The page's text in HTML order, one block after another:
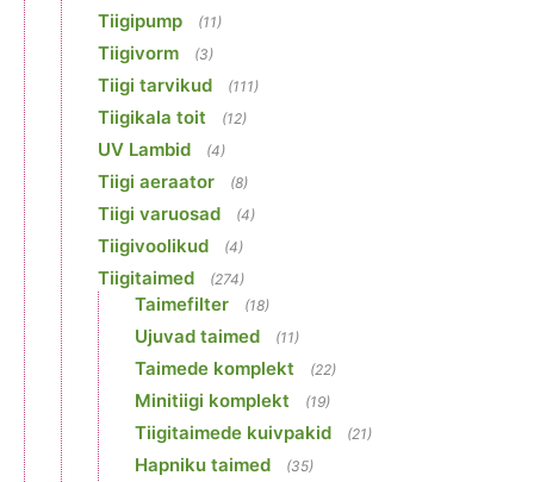
Tiigipump (11)
Tiigivorm (3)
Tiigi tarvikud (111)
Tiigikala toit (12)
UV Lambid (4)
Tiigi aeraator (8)
Tiigi varuosad (4)
Tiigivoolikud (4)
Tiigitaimed (274)
Taimefilter (18)
Ujuvad taimed (11)
Taimede komplekt (22)
Minitiigi komplekt (19)
Tiigitaimede kuivpakid (21)
Hapniku taimed (35)